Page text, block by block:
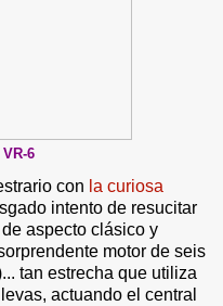
VR-6
con la curiosa
intento de resucitar
aspecto clásico y
motor de seis
tan estrecha que utiliza
actuando el central